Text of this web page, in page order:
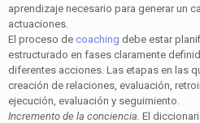
aprendizaje necesario para generar un
actuaciones.
El proceso de coaching debe estar
estructurado en fases claramente
diferentes acciones. Las etapas en las
creación de relaciones, evaluación,
ejecución, evaluación y seguimiento.
Incremento de la conciencia. El